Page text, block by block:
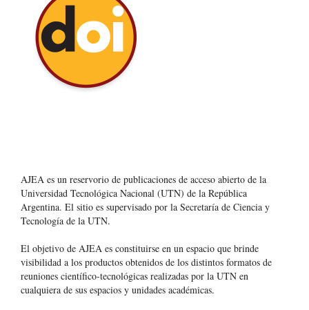
AJEA es un reservorio de publicaciones de acceso abierto de la
Universidad Tecnológica Nacional (UTN) de la República
Argentina. El sitio es supervisado por la Secretaría de Ciencia y
Tecnología de la UTN.
El objetivo de AJEA es constituirse en un espacio que brinde
visibilidad a los productos obtenidos de los distintos formatos de
reuniones científico-tecnológicas realizadas por la UTN en
cualquiera de sus espacios y unidades académicas.